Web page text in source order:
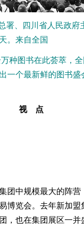
署、四川省人民政府
。来自全国
种图书在此荟萃，
一个最新鲜的图书
视 点
团中规模最大的阵
博览会。去年新加
，也在集团展区一并